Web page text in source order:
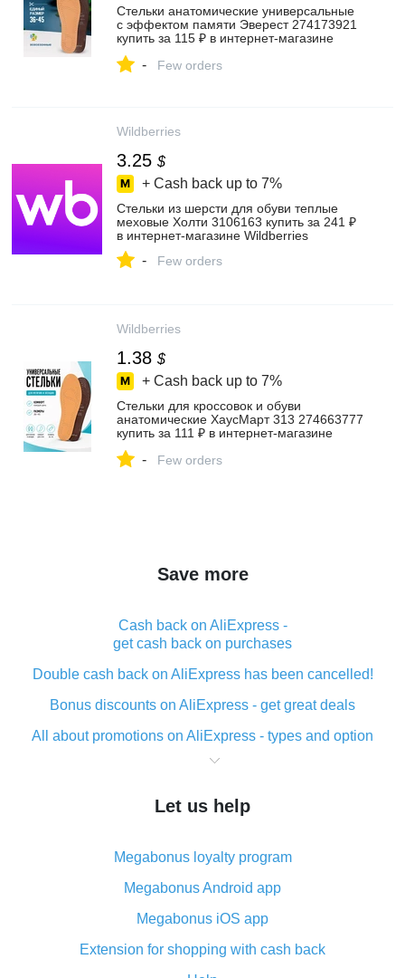
Стельки анатомические универсальные
с эффектом памяти Эверест 274173921
купить за 115 ₽ в интернет‑магазине
- Few orders
Wildberries
3.25 $
+ Cash back up to 7%
Стельки из шерсти для обуви теплые
меховые Холти 3106163 купить за 241 ₽
в интернет‑магазине Wildberries
- Few orders
Wildberries
1.38 $
+ Cash back up to 7%
Стельки для кроссовок и обуви
анатомические ХаусМарт 313 274663777
купить за 111 ₽ в интернет‑магазине
- Few orders
Save more
Cash back on AliExpress -
get cash back on purchases
Double cash back on AliExpress has been cancelled!
Bonus discounts on AliExpress - get great deals
All about promotions on AliExpress - types and option
What is cash back when making purchases on
The best place to download cash back for AliExpress
What is the AliExpress cash back plugin and what are
its advantages
Cash back from the AliExpress mobile app -
advantages of the plugin
Double cash back on AliExpress has been cancelled!
Let us help
Megabonus loyalty program
Megabonus Android app
Megabonus iOS app
Extension for shopping with cash back